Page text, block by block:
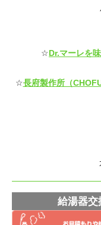
☆Dr.マーレを
☆長府製作所（
給湯器交